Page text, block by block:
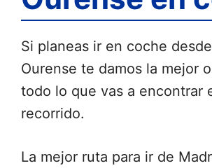
Si planeas ir en coche
Ourense te damos la mejor
todo lo que vas a encontrar
recorrido.
La mejor ruta para ir de